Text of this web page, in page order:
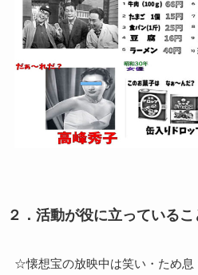
２．活動が役に立っているこ
☆懐想宝の放映中は笑い・ため息